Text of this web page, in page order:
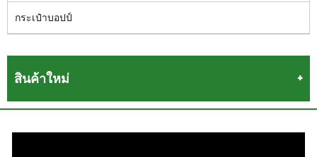
กระเป๋าบอปป์
สินค้าใหม่